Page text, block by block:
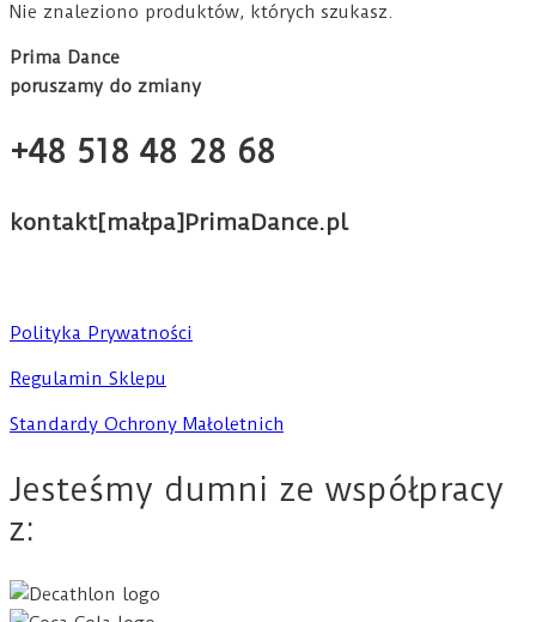
Nie znaleziono produktów, których szukasz.
Prima Dance
poruszamy do zmiany
+48 518 48 28 68
kontakt[małpa]PrimaDance.pl
Polityka Prywatności
Regulamin Sklepu
Standardy Ochrony Małoletnich
Jesteśmy dumni ze współpracy
z: